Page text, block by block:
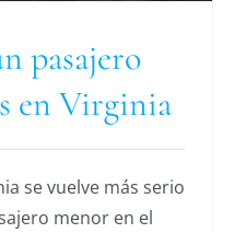
pasajero
en Virginia
se vuelve más serio
menor en el